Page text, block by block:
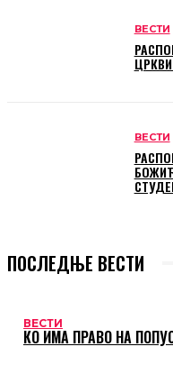
ВЕСТИ
ВЕСТИ
ПОСЛЕДЊЕ ВЕСТИ
ВЕСТИ
КО ИМА ПРАВО НА